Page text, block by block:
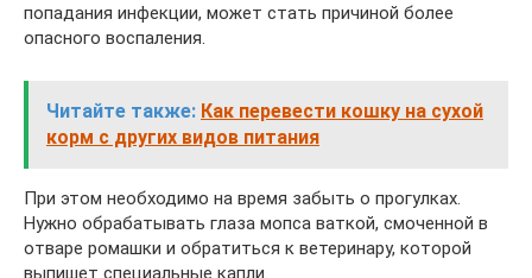
попадания инфекции, может стать причиной более
опасного воспаления.
Читайте также: Как перевести кошку на сухой
корм с других видов питания
При этом необходимо на время забыть о прогулках.
Нужно обрабатывать глаза мопса ваткой, смоченной в
отваре ромашки и обратиться к ветеринару, которой
выпишет специальные капли.